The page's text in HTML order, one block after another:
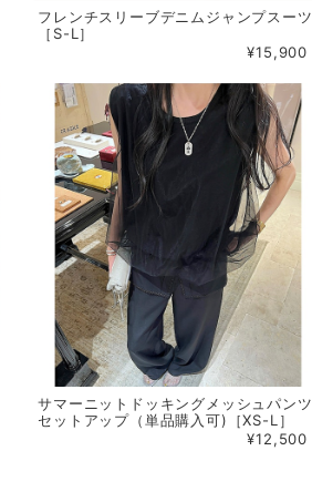
フレンチスリーブデニムジャンプスーツ
［S-L］
¥15,900
サマーニットドッキングメッシュパンツ
セットアップ（単品購入可)［XS-L］
¥12,500